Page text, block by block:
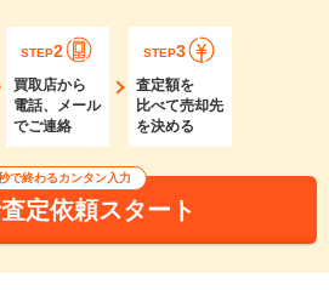
STEP2
買取店から
電話、メール
でご連絡
STEP3
査定額を
比べて売却先
を決める
で終わるカンタン入力
定依頼スタート